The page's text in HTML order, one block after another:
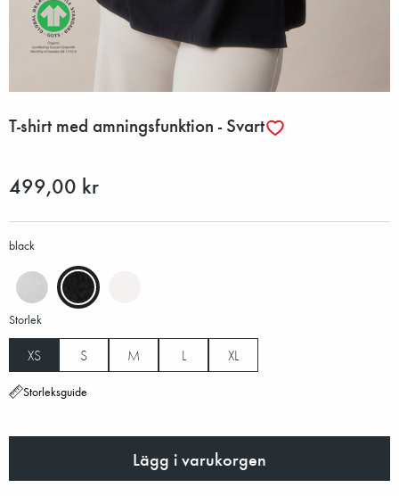
T-shirt med amningsfunktion - Svart
499,00 kr
black
Storlek
XS S M L XL
Storleksguide
Lägg i varukorgen